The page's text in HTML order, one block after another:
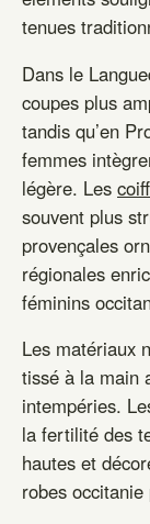
tenues
Dans le
coupes plus
tandis qu’en
femmes
légère. Les
souvent plus
provençales
régionales
féminins
Les matériaux
tissé à la main
intempéries.
la fertilité des
hautes et
robes